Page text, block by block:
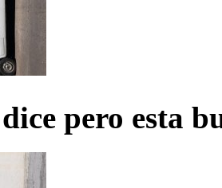
pero esta